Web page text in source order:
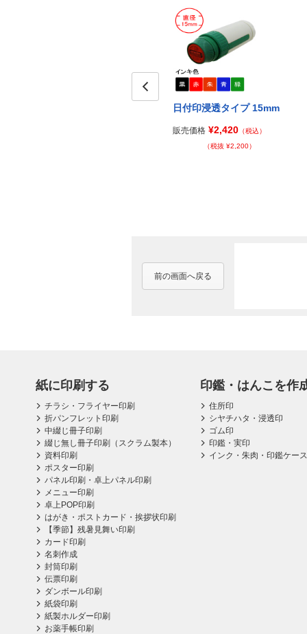
日付印浸透タイプ 15mm
販売価格 ¥2,420 （税込）
（税抜 ¥2,200）
前の画面へ戻る
紙に印刷する
チラシ・フライヤー印刷
折パンフレット印刷
中綴じ冊子印刷
綴じ無し冊子印刷（スクラム製本）
資料印刷
ポスター印刷
パネル印刷・卓上パネル印刷
メニュー印刷
卓上POP印刷
はがき・ポストカード・挨拶状印刷
【季節】残暑見舞い印刷
カード印刷
名刺作成
封筒印刷
伝票印刷
ダンボール印刷
紙袋印刷
紙製ホルダー印刷
お薬手帳印刷
印鑑・はんこを作
住所印
シヤチハタ・浸透印
ゴム印
印鑑・実印
インク・朱肉・印鑑ケー